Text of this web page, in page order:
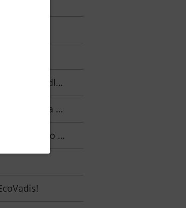
ochrony klimatu!
rozwoju.
to Cradle!